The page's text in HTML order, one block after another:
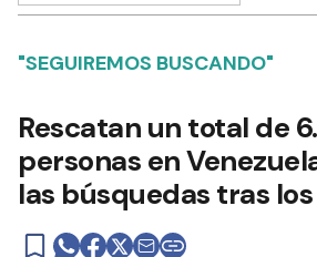
"SEGUIREMOS BUSCANDO"
Rescatan un total de
personas en
las búsquedas tras